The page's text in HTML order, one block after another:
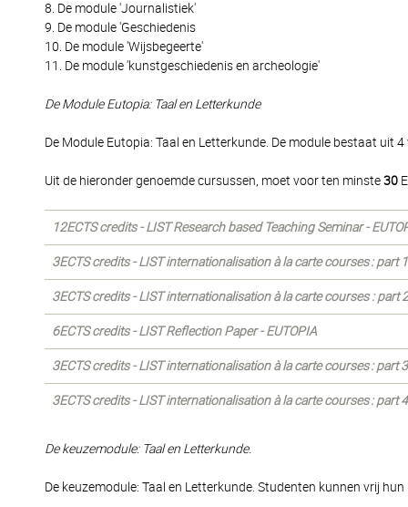
8. De module 'Journalistiek'
9. De module 'Geschiedenis
10. De module 'Wijsbegeerte'
11. De module 'kunstgeschiedenis en archeologie'
De Module Eutopia: Taal en Letterkunde
De Module Eutopia: Taal en Letterkunde. De module bestaat uit
Uit de hieronder genoemde cursussen, moet voor ten minste30
12ECTS credits - LIST Research based Teaching Seminar -
3ECTS credits - LIST internationalisation à la carte courses : part
3ECTS credits - LIST internationalisation à la carte courses : part
6ECTS credits - LIST Reflection Paper - EUTOPIA
3ECTS credits - LIST internationalisation à la carte courses : part
3ECTS credits - LIST internationalisation à la carte courses : part
De keuzemodule: Taal en Letterkunde.
De keuzemodule: Taal en Letterkunde. Studenten kunnen vrij